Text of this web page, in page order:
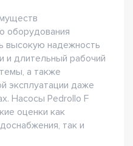
оборудования
высокую надежность
и длительный рабочий
а также
эксплуатации даже
Насосы Pedrollo F
оценки как
так и